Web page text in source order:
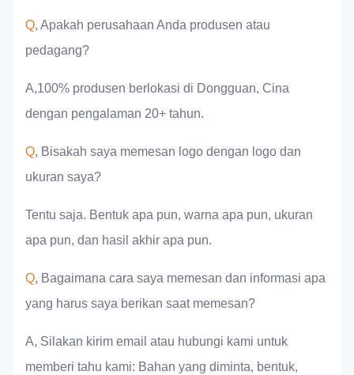
Q, Apakah perusahaan Anda produsen atau
pedagang?
A,100% produsen berlokasi di Dongguan, Cina
dengan pengalaman 20+ tahun.
Q, Bisakah saya memesan logo dengan logo dan
ukuran saya?
Tentu saja. Bentuk apa pun, warna apa pun, ukuran
apa pun, dan hasil akhir apa pun.
Q, Bagaimana cara saya memesan dan informasi apa
yang harus saya berikan saat memesan?
A, Silakan kirim email atau hubungi kami untuk
memberi tahu kami: Bahan yang diminta, bentuk,